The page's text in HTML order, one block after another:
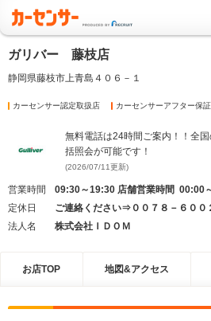
ガリバー 藤枝店
静岡県藤枝市上青島４０６－１
カーセンサー認定取扱店 カーセンサーアフター保
無料電話は24時間ご案内！！全
括照会が可能です！
(2026/07/11更新)
営業時間
09:30～19:30 店舗営業時間 00:00
定休日
ご連絡ください⇒００７８－６００
法人名
株式会社ＩＤＯＭ
お店TOP 地図&アクセス